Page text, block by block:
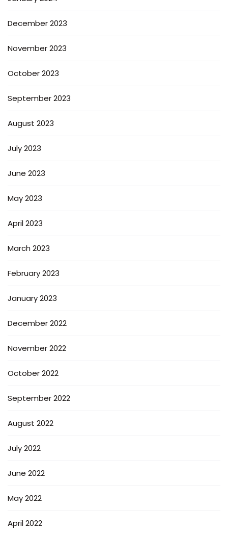
December 2023
November 2023
October 2023
September 2023
August 2023
July 2023
June 2023
May 2023
April 2023
March 2023
February 2023
January 2023
December 2022
November 2022
October 2022
September 2022
August 2022
July 2022
June 2022
May 2022
April 2022